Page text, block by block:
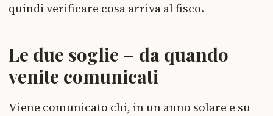
quindi verificare cosa arriva al fisco.
Le due soglie – da quando
venite comunicati
Viene comunicato chi, in un anno solare e su